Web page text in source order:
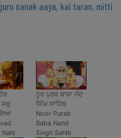
nanak aaya, kal taran, mitti
ਸਚੁ
ਨੂਰ ਪੁਰਬ ਬਾਬਾ ਨੰਦ
ਸਿੰਘ ਸਾਹਿਬ
Noor Purab
Baba Nand
Singh Sahib